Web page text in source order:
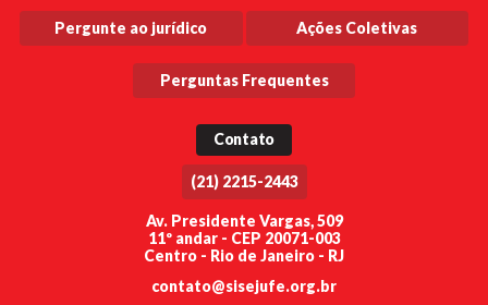
Pergunte ao jurídico Ações Coletivas
Perguntas Frequentes
Contato
(21) 2215-2443
Av. Presidente Vargas, 509
11º andar - CEP 20071-003
Centro - Rio de Janeiro - RJ
contato@sisejufe.org.br